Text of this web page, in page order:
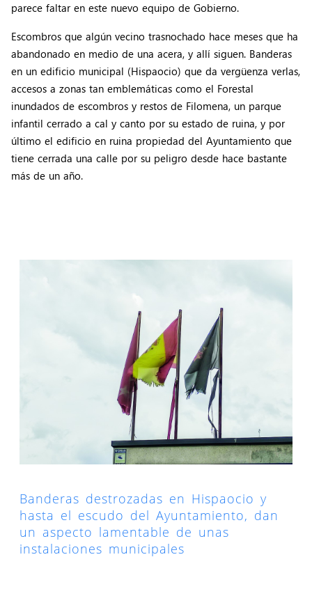
parece faltar en este nuevo equipo de Gobierno.
Escombros que algún vecino trasnochado hace meses que ha
abandonado en medio de una acera, y allí siguen. Banderas
en un edificio municipal (Hispaocio) que da vergüenza verlas,
accesos a zonas tan emblemáticas como el Forestal
inundados de escombros y restos de Filomena, un parque
infantil cerrado a cal y canto por su estado de ruina, y por
último el edificio en ruina propiedad del Ayuntamiento que
tiene cerrada una calle por su peligro desde hace bastante
más de un año.
Banderas destrozadas en Hispaocio y
hasta el escudo del Ayuntamiento, dan
un aspecto lamentable de unas
instalaciones municipales